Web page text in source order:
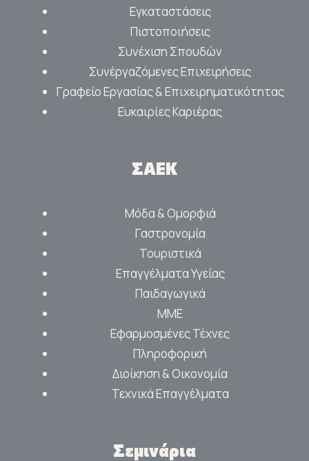
Εγκαταστάσεις
Πιστοποιήσεις
Συνέχιση Σπουδών
Συνέργαζόμενες Επιχειρήσεις
Γραφείο Εργασίας & Επιχειρηματικότητας
Ευκαιρίες Καριέρας
ΣΑΕΚ
Μόδα & Ομορφιά
Γαστρονομία
Τουριστικά
Επαγγέλματα Υγείας
Παιδαγωγικά
ΜΜΕ
Εφαρμοσμένες Τέχνες
Πληροφορική
Διοίκηση & Οικονομία
Τεχνικά Επαγγέλματα
Σεμινάρια